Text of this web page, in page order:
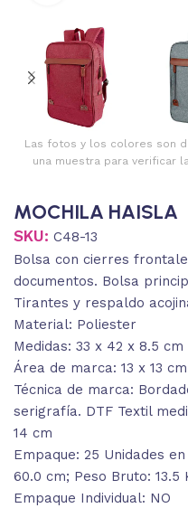
Las fotos y los colores son
una muestra para verificar
MOCHILA HAISLA
SKU: C48-13
Bolsa con cierres
documentos. Bolsa
Tirantes y respaldo
Material: Poliester
Medidas: 33 x 42 x 8.5 cm
Área de marca: 13 x 13 cm
Técnica de marca:
serigrafía. DTF Textil
14 cm
Empaque: 25 Unidades
60.0 cm; Peso Bruto: 13.5
Empaque Individual: NO